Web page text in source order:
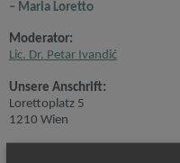
– Maria Loretto
Moderator:
Lic. Dr. Petar Ivandić
Unsere Anschrift:
Lorettoplatz 5
1210 Wien